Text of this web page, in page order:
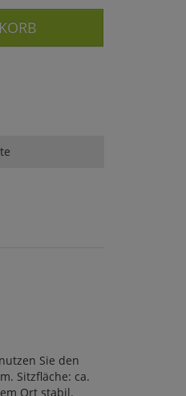
Sie den
Sitzfläche: ca.
Ort stabil.